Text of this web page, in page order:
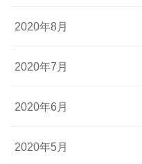
2020年8月
2020年7月
2020年6月
2020年5月